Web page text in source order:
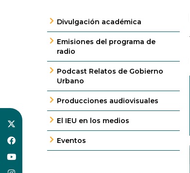
Divulgación académica
Emisiones del programa de
radio
Podcast Relatos de Gobierno
Urbano
Producciones audiovisuales
El IEU en los medios
Eventos